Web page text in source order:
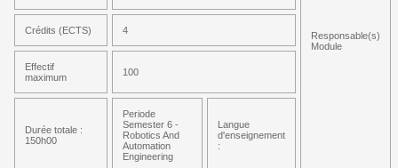
Responsable(s)
Module
Crédits (ECTS) 4
Effectif
maximum
100
Durée totale :
150h00
Periode
Semester 6 -
Robotics And
Automation
Engineering
Langue
d'enseignement
: